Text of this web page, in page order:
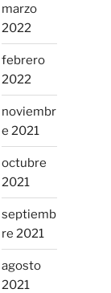
marzo
2022
febrero
2022
noviembr
e 2021
octubre
2021
septiemb
re 2021
agosto
2021